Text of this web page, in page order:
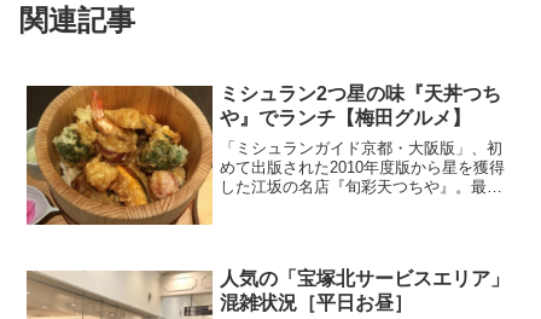
関連記事
ミシュラン2つ星の味『天丼つち
や』でランチ【梅田グルメ】
「ミシュランガイド京都・大阪版」、初
めて出版された2010年度版から星を獲得
した江坂の名店『旬彩天つちや』。最初
人気の「宝塚北サービスエリア」
混雑状況［平日お昼］